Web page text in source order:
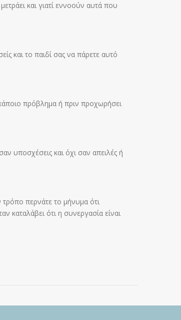
και γιατί εννοούν αυτά που
και το παιδί σας να πάρετε αυτό
πρόβλημα ή πριν προχωρήσει
υποσχέσεις και όχι σαν απειλές ή
περνάτε το μήνυμα ότι
καταλάβει ότι η συνεργασία είναι